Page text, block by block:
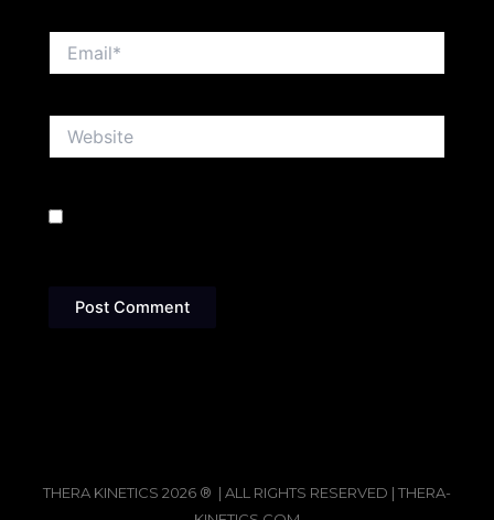
THERA KINETICS 2026 ® | ALL RIGHTS RESERVED | THERA-